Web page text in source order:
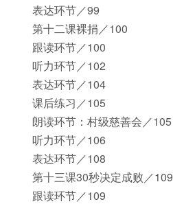
表达环节／99
第十二课裸捐／100
跟读环节／100
听力环节／102
表达环节／104
课后练习／105
朗读环节：村级慈善会／105
听力环节／106
表达环节／108
第十三课30秒决定成败／109
跟读环节／109